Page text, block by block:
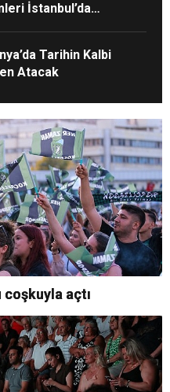
İstanbul’da
Tarihin Kalbi
Atacak
coşkuyla açtı